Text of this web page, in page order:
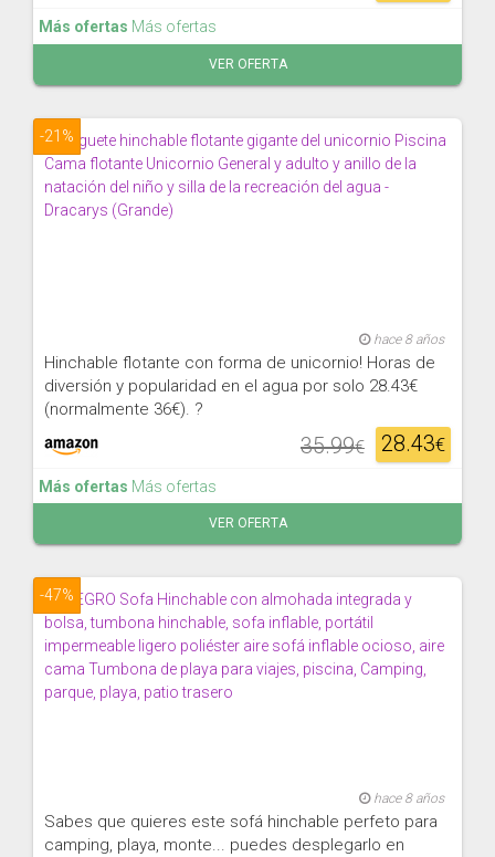
Más ofertas Más ofertas
VER OFERTA
-21%
hace 8 años
Hinchable flotante con forma de unicornio! Horas de
diversión y popularidad en el agua por solo 28.43€
(normalmente 36€). ?
28.43€
35.99€
Más ofertas Más ofertas
VER OFERTA
-47%
hace 8 años
Sabes que quieres este sofá hinchable perfeto para
camping, playa, monte... puedes desplegarlo en